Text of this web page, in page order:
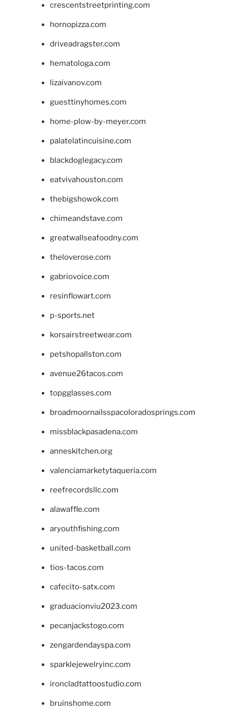
crescentstreetprinting.com
hornopizza.com
driveadragster.com
hematologa.com
lizaivanov.com
guesttinyhomes.com
home-plow-by-meyer.com
palatelatincuisine.com
blackdoglegacy.com
eatvivahouston.com
thebigshowok.com
chimeandstave.com
greatwallseafoodny.com
theloverose.com
gabriovoice.com
resinflowart.com
p-sports.net
korsairstreetwear.com
petshopallston.com
avenue26tacos.com
topgglasses.com
broadmoornailsspacoloradosprings.com
missblackpasadena.com
anneskitchen.org
valenciamarketytaqueria.com
reefrecordsllc.com
alawaffle.com
aryouthfishing.com
united-basketball.com
tios-tacos.com
cafecito-satx.com
graduacionviu2023.com
pecanjackstogo.com
zengardendayspa.com
sparklejewelryinc.com
ironcladtattoostudio.com
bruinshome.com